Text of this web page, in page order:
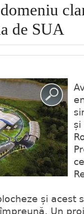
de SUA
și
și acest
Un